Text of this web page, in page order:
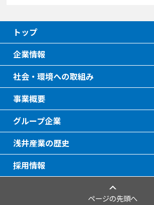
トップ
企業情報
社会・環境への取組み
事業概要
グループ企業
浅井産業の歴史
採用情報
ページの先頭へ